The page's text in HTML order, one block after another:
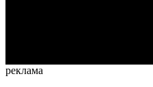
реклама